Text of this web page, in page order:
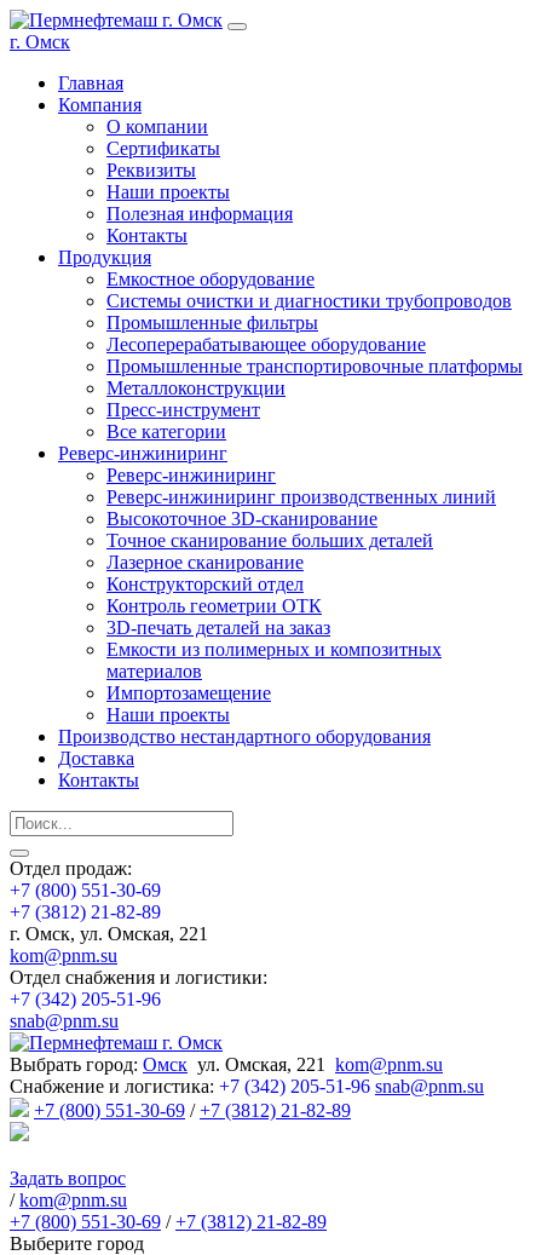
г. Омск
Главная
Компания
О компании
Сертификаты
Реквизиты
Наши проекты
Полезная информация
Контакты
Продукция
Емкостное оборудование
Системы очистки и диагностики трубопроводов
Промышленные фильтры
Лесоперерабатывающее оборудование
Промышленные транспортировочные платформы
Металлоконструкции
Пресс-инструмент
Все категории
Реверс-инжиниринг
Реверс-инжиниринг
Реверс-инжиниринг производственных линий
Высокоточное 3D-сканирование
Точное сканирование больших деталей
Лазерное сканирование
Конструкторский отдел
Контроль геометрии ОТК
3D-печать деталей на заказ
Емкости из полимерных и композитных
материалов
Импортозамещение
Наши проекты
Производство нестандартного оборудования
Доставка
Контакты
Отдел продаж:
+7 (800) 551-30-69
+7 (3812) 21-82-89
г. Омск, ул. Омская, 221
kom@pnm.su
Отдел снабжения и логистики:
+7 (342) 205-51-96
snab@pnm.su
Выбрать город: Омск ул. Омская, 221 kom@pnm.su
Снабжение и логистика: +7 (342) 205-51-96 snab@pnm.su
+7 (800) 551-30-69 /+7 (3812) 21-82-89
Задать вопрос
/kom@pnm.su
+7 (800) 551-30-69 /+7 (3812) 21-82-89
Выберите город